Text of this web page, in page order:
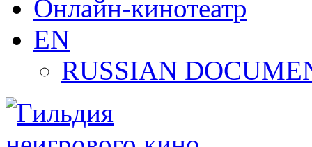
Онлайн-кинотеатр
EN
RUSSIAN